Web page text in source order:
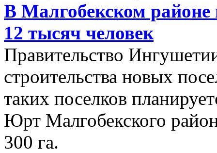
В Малгобекском районе
12 тысяч человек
Правительство
строительства новых
таких поселков
Юрт Малгобекского
300 га.